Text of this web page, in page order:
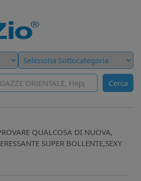
Cerca
QUALCOSA DI NUOVA,
SUPER BOLLENTE,SEXY